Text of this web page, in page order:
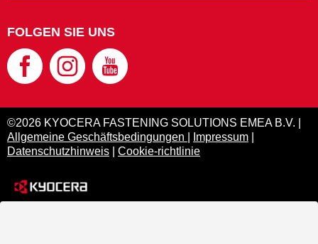
FOLGEN SIE UNS
©2026 KYOCERA FASTENING SOLUTIONS EMEA B.V. |
Allgemeine Geschäftsbedingungen
Impressum
Datenschutzhinweis
Cookie-richtlinie